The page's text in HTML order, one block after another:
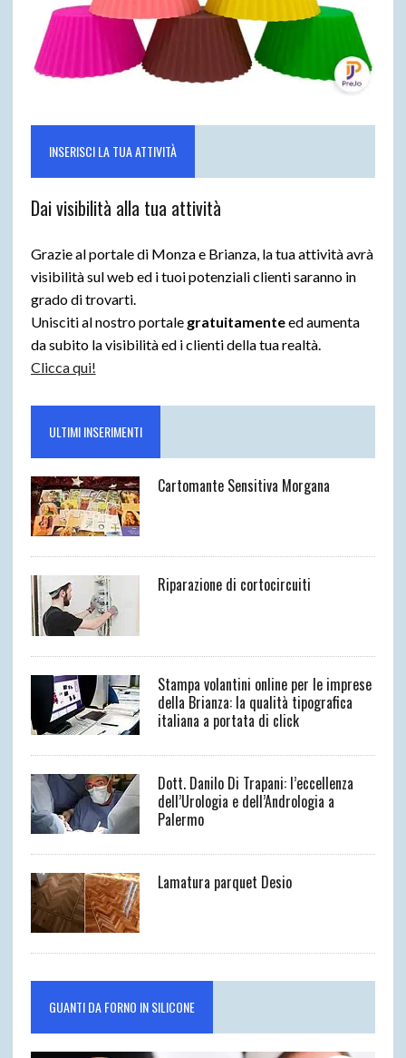
INSERISCI LA TUA ATTIVITÀ
Dai visibilità alla tua attività
Grazie al portale di Monza e Brianza, la tua attività avrà
visibilità sul web ed i tuoi potenziali clienti saranno in
grado di trovarti.
Unisciti al nostro portale gratuitamenteed aumenta
da subito la visibilità ed i clienti della tua realtà.
Clicca qui!
ULTIMI INSERIMENTI
Cartomante Sensitiva Morgana
Riparazione di cortocircuiti
Stampa volantini online per le imprese
della Brianza: la qualità tipografica
italiana a portata di click
Dott. Danilo Di Trapani: l’eccellenza
dell’Urologia e dell’Andrologia a
Palermo
Lamatura parquet Desio
GUANTI DA FORNO IN SILICONE